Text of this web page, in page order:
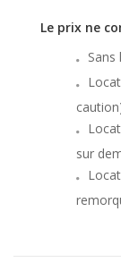
Le prix ne
sur